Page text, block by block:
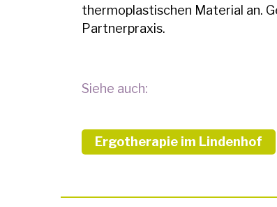
thermoplastischen Material an.
Partnerpraxis.
Siehe auch:
Ergotherapie im Lindenhof